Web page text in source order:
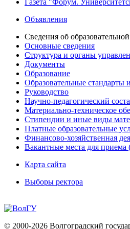
Газета "Форум.
Объявления
Сведения об
Основные сведения
Структура и органы
Документы
Образование
Образовательные стандарты
Руководство
Научно-педагогический
Материально-техническое
Стипендии и иные виды
Платные образовательные
Финансово-хозяйственная
Вакантные места для приема
Карта сайта
Выборы ректора
© 2000-2026 Волгоградский